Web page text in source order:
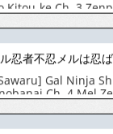
Gal Ninja
Ch. 4 Mel
ni Daikusen! | 辣
第4話 梅露狀態極
Luxuria Vol. 06)
Elf no
Luxuria vol.06)